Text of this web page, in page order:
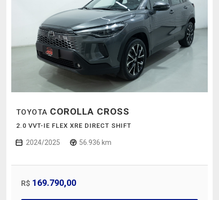
TOYOTA COROLLA CROSS
2.0 VVT-IE FLEX XRE DIRECT SHIFT
2024/2025 56.936 km
R$ 169.790,00